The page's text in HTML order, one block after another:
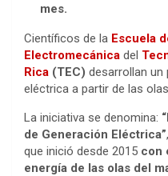
mes.
Científicos de la Escuela
Electromecánica del
Rica (TEC) desarrollan un
eléctrica a partir de las
La iniciativa se denomina:
de Generación Eléctrica”
que inició desde 2015 con
energía de las olas del